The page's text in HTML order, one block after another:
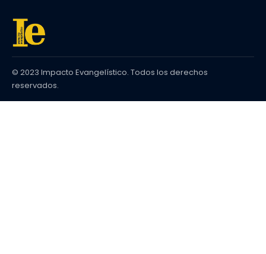
© 2023 Impacto Evangelístico. Todos los derechos
reservados.